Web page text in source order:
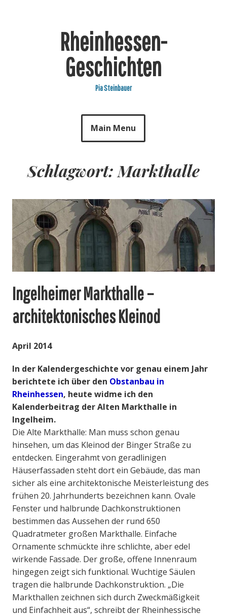
Rheinhessen-
Geschichten
Pia Steinbauer
Main Menu
Schlagwort: Markthalle
Ingelheimer Markthalle –
architektonisches Kleinod
April 2014
In der Kalendergeschichte vor genau einem Jahr
berichtete ich über den Obstanbau in
Rheinhessen, heute widme ich den
Kalenderbeitrag der Alten Markthalle in
Ingelheim.
Die Alte Markthalle: Man muss schon genau
hinsehen, um das Kleinod der Binger Straße zu
entdecken. Eingerahmt von geradlinigen
Häuserfassaden steht dort ein Gebäude, das man
sicher als eine architektonische Meisterleistung des
frühen 20. Jahrhunderts bezeichnen kann. Ovale
Fenster und halbrunde Dachkonstruktionen
bestimmen das Aussehen der rund 650
Quadratmeter großen Markthalle. Einfache
Ornamente schmückte ihre schlichte, aber edel
wirkende Fassade. Der große, offene Innenraum
hingegen zeigt sich funktional. Wuchtige Säulen
tragen die halbrunde Dachkonstruktion. „Die
Markthallen zeichnen sich durch Zweckmäßigkeit
und Einfachheit aus“, schreibt der Rheinhessische